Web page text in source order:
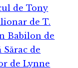
de Tony
de T.
Babilon de
Sărac de
de Lynne